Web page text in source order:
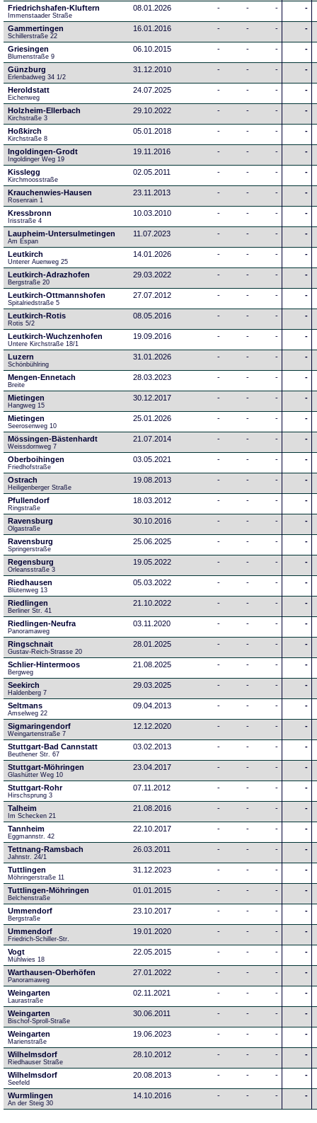
Friedrichshafen-Kluftern
Immenstaader Straße
08.01.2026 - - - -
Gammertingen
Schillerstraße 22
16.01.2016 - - - -
Griesingen
Blumenstraße 9
06.10.2015 - - - -
Günzburg
Erlenbadweg 34 1/2
31.12.2010 - - - -
Heroldstatt
Eichenweg
24.07.2025 - - - -
Holzheim-Ellerbach
Kirchstraße 3
29.10.2022 - - - -
Hoßkirch
Kirchstraße 8
05.01.2018 - - - -
Ingoldingen-Grodt
Ingoldinger Weg 19
19.11.2016 - - - -
Kisslegg
Kirchmoosstraße
02.05.2011 - - - -
Krauchenwies-Hausen
Rosenrain 1
23.11.2013 - - - -
Kressbronn
Irisstraße 4
10.03.2010 - - - -
Laupheim-Untersulmetingen
Am Espan
11.07.2023 - - - -
Leutkirch
Unterer Auenweg 25
14.01.2026 - - - -
Leutkirch-Adrazhofen
Bergstraße 20
29.03.2022 - - - -
Leutkirch-Ottmannshofen
Spitalriedstraße 5
27.07.2012 - - - -
Leutkirch-Rotis
Rotis 5/2
08.05.2016 - - - -
Leutkirch-Wuchzenhofen
Untere Kirchstraße 18/1
19.09.2016 - - - -
Luzern
Schönbühlring
31.01.2026 - - - -
Mengen-Ennetach
Breite
28.03.2023 - - - -
Mietingen
Hangweg 15
30.12.2017 - - - -
Mietingen
Seerosenweg 10
25.01.2026 - - - -
Mössingen-Bästenhardt
Weissdornweg 7
21.07.2014 - - - -
Oberboihingen
Friedhofstraße
03.05.2021 - - - -
Ostrach
Heiligenberger Straße
19.08.2013 - - - -
Pfullendorf
Ringstraße
18.03.2012 - - - -
Ravensburg
Olgastraße
30.10.2016 - - - -
Ravensburg
Springerstraße
25.06.2025 - - - -
Regensburg
Orleansstraße 3
19.05.2022 - - - -
Riedhausen
Blütenweg 13
05.03.2022 - - - -
Riedlingen
Berliner Str. 41
21.10.2022 - - - -
Riedlingen-Neufra
Panoramaweg
03.11.2020 - - - -
Ringschnait
Gustav-Reich-Strasse 20
28.01.2025 - - - -
Schlier-Hintermoos
Bergweg
21.08.2025 - - - -
Seekirch
Haldenberg 7
29.03.2025 - - - -
Seltmans
Amselweg 22
09.04.2013 - - - -
Sigmaringendorf
Weingartenstraße 7
12.12.2020 - - - -
Stuttgart-Bad Cannstatt
Beuthener Str. 67
03.02.2013 - - - -
Stuttgart-Möhringen
Glashütter Weg 10
23.04.2017 - - - -
Stuttgart-Rohr
Hirschsprung 3
07.11.2012 - - - -
Talheim
Im Schecken 21
21.08.2016 - - - -
Tannheim
Eggmannstr. 42
22.10.2017 - - - -
Tettnang-Ramsbach
Jahnstr. 24/1
26.03.2011 - - - -
Tuttlingen
Möhringerstraße 11
31.12.2023 - - - -
Tuttlingen-Möhringen
Belchenstraße
01.01.2015 - - - -
Ummendorf
Bergstraße
23.10.2017 - - - -
Ummendorf
Friedrich-Schiller-Str.
19.01.2020 - - - -
Vogt
Mühlwies 18
22.05.2015 - - - -
Warthausen-Oberhöfen
Panoramaweg
27.01.2022 - - - -
Weingarten
Laurastraße
02.11.2021 - - - -
Weingarten
Bischof-Sproll-Straße
30.06.2011 - - - -
Weingarten
Marienstraße
19.06.2023 - - - -
Wilhelmsdorf
Riedhauser Straße
28.10.2012 - - - -
Wilhelmsdorf
Seefeld
20.08.2013 - - - -
Wurmlingen
An der Steig 30
14.10.2016 - - - -